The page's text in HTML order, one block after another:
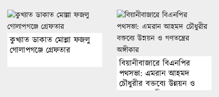
কুখ্যাত ডাকাত মোল্লা ফজলু
গোলাপগঞ্জে গ্রেফতার
বিয়ানীবাজারে বিএনপির
পথসভা: এমরান আহমদ
চৌধুরীর বক্তব্যে উন্নয়ন ও